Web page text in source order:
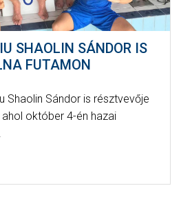
SHAOLIN SÁNDOR IS
FUTAMON
Shaolin Sándor is résztvevője
október 4-én hazai